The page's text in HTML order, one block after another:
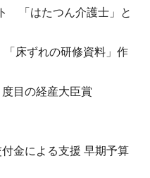
「はたつん介護士」と
床ずれの研修資料」作
目の経産大臣賞
金による支援 早期予算